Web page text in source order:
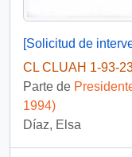
CL CLUAH 1-93-
Parte de
1994)
Díaz, Elsa